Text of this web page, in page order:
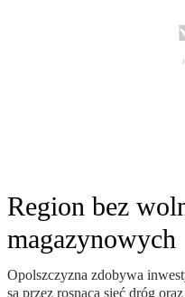
Region bez
magazynowych
Opolszczyzna zdobywa
są przez rosnącą sieć dróg